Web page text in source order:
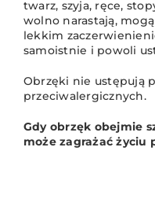
twarz, szyja, ręce,
wolno narastają,
lekkim
samoistnie i powoli
Obrzęki nie ustępują
przeciwalergicznych.
Gdy obrzęk obejmie
może zagrażać życiu